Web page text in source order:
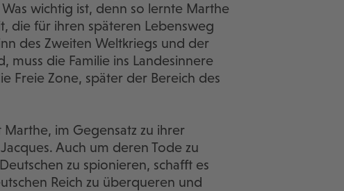
wichtig ist, denn so lernte Marthe
die für ihren späteren Lebensweg
des Zweiten Weltkriegs und der
muss die Familie ins Landesinnere
Freie Zone, später der Bereich des
im Gegensatz zu ihrer
Auch um deren Tode zu
zu spionieren, schafft es
Reich zu überqueren und